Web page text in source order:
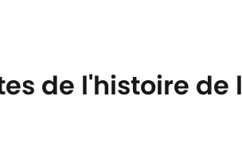
de l'histoire de